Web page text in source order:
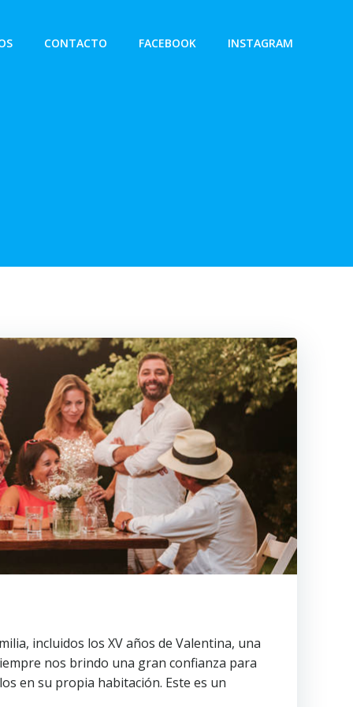
CONTACTO FACEBOOK INSTAGRAM
incluidos los XV años de Valentina, una
nos brindo una gran confianza para
en su propia habitación. Este es un